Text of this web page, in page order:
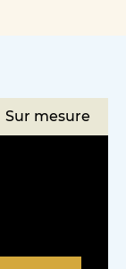
Sur mesure